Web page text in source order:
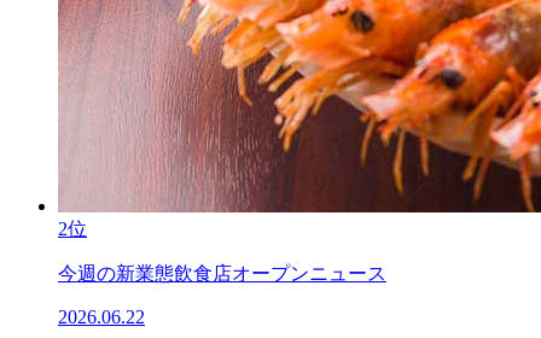
2位
今週の新業態飲食店オープンニュース
2026.06.22